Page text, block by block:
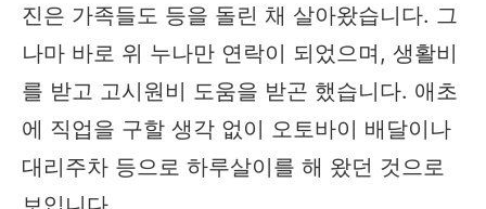
진은 가족들도 등을 돌린 채 살아왔습니다. 그
나마 바로 위 누나만 연락이 되었으며, 생활비
를 받고 고시원비 도움을 받곤 했습니다. 애초
에 직업을 구할 생각 없이 오토바이 배달이나
대리주차 등으로 하루살이를 해 왔던 것으로